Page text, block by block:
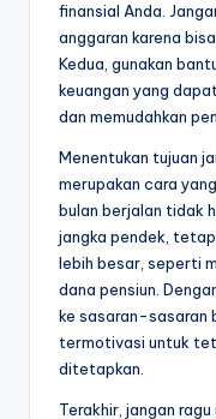
finansial Anda.
anggaran karena
Kedua, gunakan
keuangan yang
dan memudahkan
Menentukan tujuan
merupakan cara
bulan berjalan tidak
jangka pendek,
lebih besar, seperti
dana pensiun.
ke sasaran-sasaran
termotivasi untuk
ditetapkan.
Terakhir, jangan